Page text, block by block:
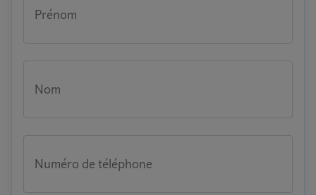
Prénom
Nom
Numéro de téléphone